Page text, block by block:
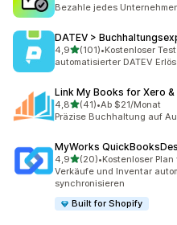
Bezahle jedes
DATEV >
4,9von 5 Sternen
(101)
101 Rezensionen insgesamt
•Kostenloser
automatisierter DATEV
Link My Books for Xero &
4,8von 5 Sternen
(41)
41 Rezensionen insgesamt
•Ab $21/Monat
Präzise Buchhaltung auf
MyWorks
4,9von 5 Sternen
(20)
20 Rezensionen insgesamt
•Kostenloser
Verkäufe und Inventar
synchronisieren
Built for Shopify